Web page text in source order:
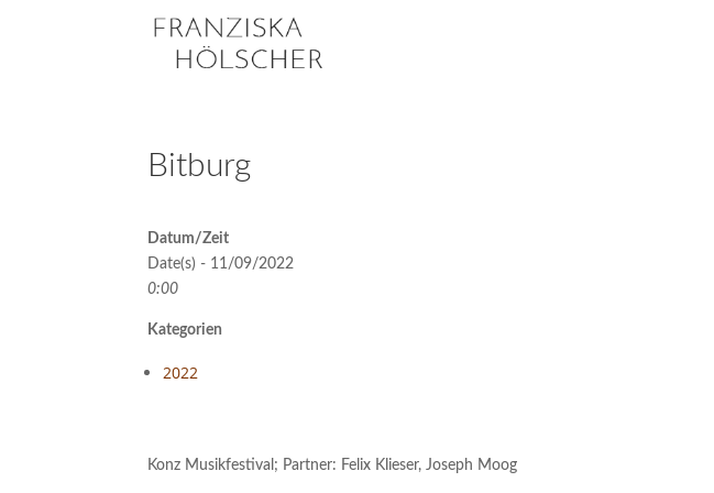
Bitburg
Datum/Zeit
Date(s) - 11/09/2022
0:00
Kategorien
2022
Konz Musikfestival; Partner: Felix Klieser, Joseph Moog